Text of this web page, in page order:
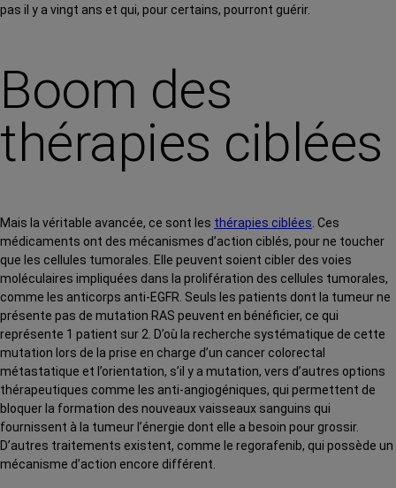
pas il y a vingt ans et qui, pour certains, pourront guérir.
Boom des
thérapies ciblées
Mais la véritable avancée, ce sont les thérapies ciblées . Ces
médicaments ont des mécanismes d’action ciblés, pour ne toucher
que les cellules tumorales. Elle peuvent soient cibler des voies
moléculaires impliquées dans la prolifération des cellules tumorales,
comme les anticorps anti-EGFR. Seuls les patients dont la tumeur ne
présente pas de mutation RAS peuvent en bénéficier, ce qui
représente 1 patient sur 2. D’où la recherche systématique de cette
mutation lors de la prise en charge d’un cancer colorectal
métastatique et l’orientation, s’il y a mutation, vers d’autres options
thérapeutiques comme les anti-angiogéniques, qui permettent de
bloquer la formation des nouveaux vaisseaux sanguins qui
fournissent à la tumeur l’énergie dont elle a besoin pour grossir.
D’autres traitements existent, comme le regorafenib, qui possède un
mécanisme d’action encore différent.